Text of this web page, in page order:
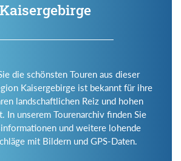
Kaisergebirge
die schönsten Touren aus dieser
Kaisergebirge ist bekannt für ihre
landschaftlichen Reiz und hohen
In unserem Tourenarchiv finden Sie
und weitere lohende
mit Bildern und GPS-Daten.